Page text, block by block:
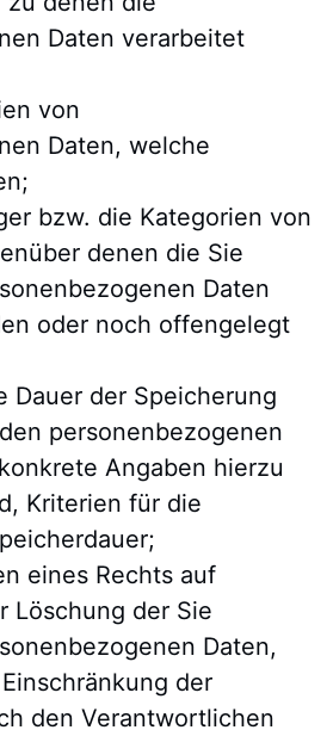
Daten verarbeitet
von
Daten, welche
bzw. die Kategorien von
denen die Sie
Daten
oder noch offengelegt
der Speicherung
personenbezogenen
Angaben hierzu
Kriterien für die
eines Rechts auf
Löschung der Sie
Daten,
der
den Verantwortlichen